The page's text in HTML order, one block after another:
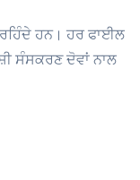
ਹਨ। ਹਰ ਫਾਈਲ
ਸੰਸਕਰਣ ਦੋਵਾਂ ਨਾਲ